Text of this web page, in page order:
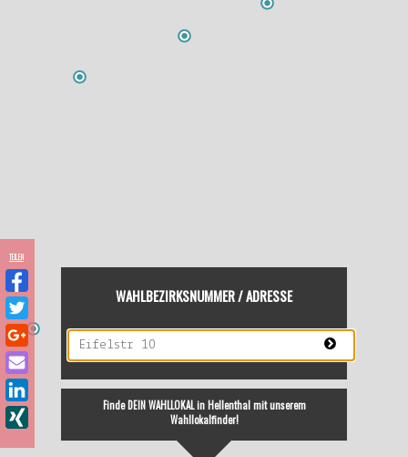
WAHLBEZIRKSNUMMER / ADRESSE
Finde DEIN WAHLLOKAL in Hellenthal mit unserem
Wahllokalfinder!
TEILEN